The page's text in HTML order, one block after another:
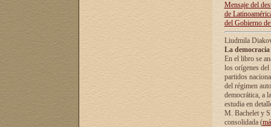
Mensaje del
de
del Gobierno
Liudmila
La
En el libro se
los orígenes
partidos
del régimen
democrática, а
estudia en
М. Bachelet у
consolidada (